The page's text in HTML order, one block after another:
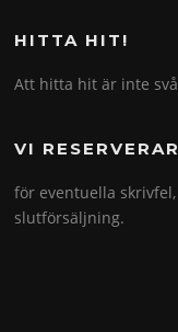
HITTA HIT!
Att hitta hit är inte
VI
för eventuella
slutförsäljning.